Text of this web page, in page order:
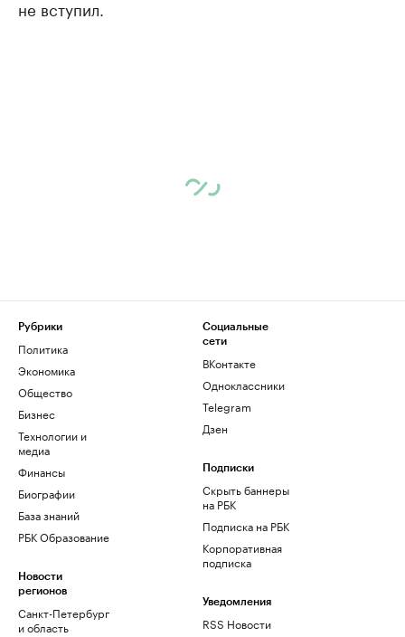
не вступил.
Рубрики
Политика
Экономика
Общество
Бизнес
Технологии и
медиа
Финансы
Биографии
База знаний
РБК Образование
Новости
регионов
Санкт-Петербург
и область
Социальные
сети
ВКонтакте
Одноклассники
Telegram
Дзен
Подписки
Скрыть баннеры
на РБК
Подписка на РБК
Корпоративная
подписка
Уведомления
RSS Новости